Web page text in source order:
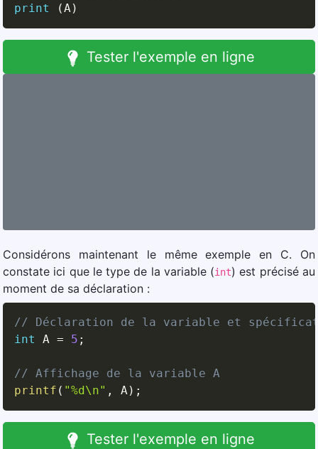
print
(A)
Tester l'exemple en ligne
Considérons maintenant le même exemple en C. On
constate ici que le type de la variable (int) est précisé au
moment de sa déclaration :
// Déclaration de la variable et
int
A = 5 ;
// Affichage de la variable A
printf ( "%d\n" , A) ;
Tester l'exemple en ligne